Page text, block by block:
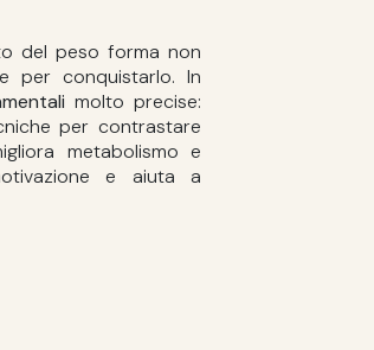
del peso forma non
per conquistarlo. In
molto precise:
per contrastare
metabolismo e
e aiuta a